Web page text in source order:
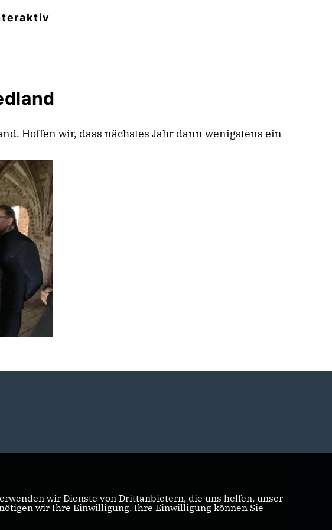
Hoffen wir, dass nächstes Jahr dann wenigstens ein
wir Dienste von Drittanbietern, die uns helfen, unser
wir Ihre Einwilligung. Ihre Einwilligung können Sie